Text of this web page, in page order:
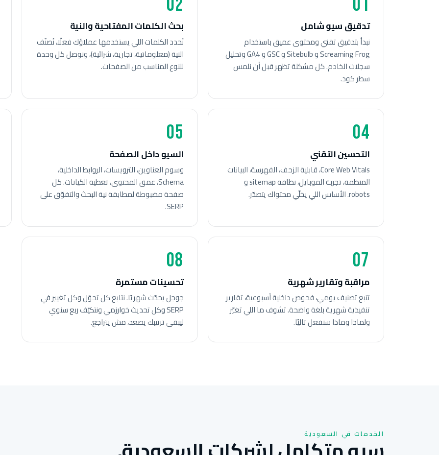
01
تدقيق سيو شامل
نبدأ بتدقيق تقني ومحتوى عميق باستخدام
Screaming Frog و Sitebulb و GSC و GA4 وتحليل
سجلات الخادم. كل مشكلة تظهر قبل أن نلمس
سطر كود.
02
بحث الكلمات المفتاحية والنية
نُحدد الكلمات اللي يستخدمها عملاؤك فعلًا، نُصنّف
النية (معلوماتية، تجارية، شرائية)، ونوصل كل وحدة
للنوع المناسب من الصفحات.
04
التحسين التقني
Core Web Vitals، قابلية الزحف، الفهرسة، البيانات
المنظمة، تجربة الموبايل، نظافة sitemap و
robots. الأساس اللي يخلّي محتواك يتصدّر.
05
السيو داخل الصفحة
وسوم العناوين، الترويسات، الروابط الداخلية،
Schema، عمق المحتوى، تغطية الكيانات. كل
صفحة مضبوطة لمطابقة نية البحث والتفوّق على
SERP.
07
مراقبة وتقارير شهرية
تتبع تصنيف يومي، فحوص داخلية أسبوعية، تقارير
تنفيذية شهرية بلغة واضحة. تشوف ما اللي تغيّر
ولماذا وماذا سنفعل تاليًا.
08
تحسينات مستمرة
جوجل يحدّث شهريًا. نتابع كل تحوّل وكل تغيير في
SERP وكل تحديث خوارزمي ونتكيّف ربع سنوي
ليبقى ترتيبك يصعد، مش يتراجع.
الخدمات في السعودية